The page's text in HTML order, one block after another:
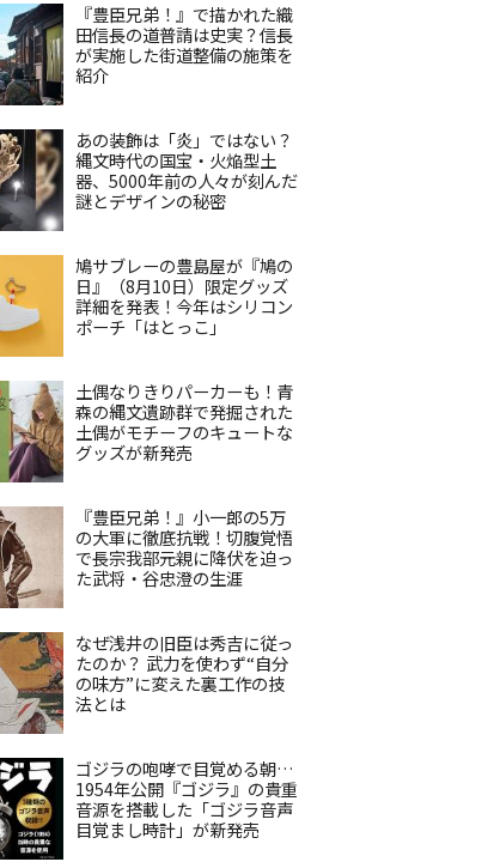
『豊臣兄弟！』で描かれた織
田信長の道普請は史実？信長
が実施した街道整備の施策を
紹介
あの装飾は「炎」ではない？
縄文時代の国宝・火焔型土
器、5000年前の人々が刻んだ
謎とデザインの秘密
鳩サブレーの豊島屋が『鳩の
日』（8月10日）限定グッズ
詳細を発表！今年はシリコン
ポーチ「はとっこ」
土偶なりきりパーカーも！青
森の縄文遺跡群で発掘された
土偶がモチーフのキュートな
グッズが新発売
『豊臣兄弟！』小一郎の5万
の大軍に徹底抗戦！切腹覚悟
で長宗我部元親に降伏を迫っ
た武将・谷忠澄の生涯
なぜ浅井の旧臣は秀吉に従っ
たのか？ 武力を使わず“自分
の味方”に変えた裏工作の技
法とは
ゴジラの咆哮で目覚める朝…
1954年公開『ゴジラ』の貴重
音源を搭載した「ゴジラ音声
目覚まし時計」が新発売